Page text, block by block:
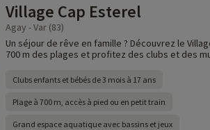
Village Cap Esterel
Agay - Var (83)
Un séjour de rêve en famille ? Découvrez le
700 m des plages et profitez des clubs et des
Clubs enfants et bébés de 3 mois à 17 ans
Plage à 700 m, accès à pied ou en petit train
Grand espace aquatique avec bassins et jeux